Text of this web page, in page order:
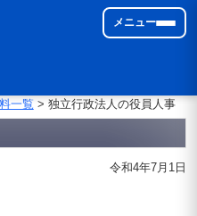
メニュー
一覧> 独立行政法人の役員人事
令和4年7月1日